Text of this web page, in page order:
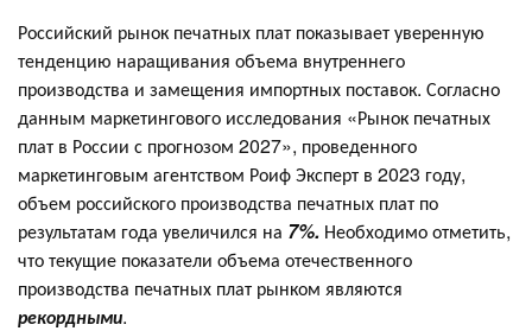
Российский рынок печатных плат показывает уверенную
тенденцию наращивания объема внутреннего
производства и замещения импортных поставок. Согласно
данным маркетингового исследования «Рынок печатных
плат в России с прогнозом 2027», проведенного
маркетинговым агентством Роиф Эксперт в 2023 году,
объем российского производства печатных плат по
результатам года увеличился на 7%. Необходимо отметить,
что текущие показатели объема отечественного
производства печатных плат рынком являются
рекордными.